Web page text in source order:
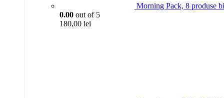
Morning Pack, 8 produse
0.00 out of 5
180,00 lei